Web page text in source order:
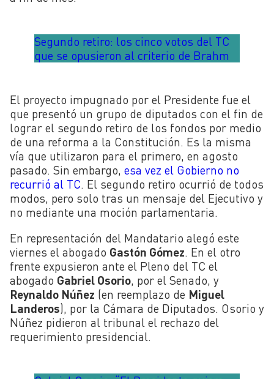
Segundo retiro: los cinco votos del TC
que se opusieron al criterio de Brahm
El proyecto impugnado por el Presidente fue el
que presentó un grupo de diputados con el fin de
lograr el segundo retiro de los fondos por medio
de una reforma a la Constitución. Es la misma
vía que utilizaron para el primero, en agosto
pasado. Sin embargo, esa vez el Gobierno no
recurrió al TC. El segundo retiro ocurrió de todos
modos, pero solo tras un mensaje del Ejecutivo y
no mediante una moción parlamentaria.
En representación del Mandatario alegó este
viernes el abogado Gastón Gómez. En el otro
frente expusieron ante el Pleno del TC el
abogado Gabriel Osorio, por el Senado, y
Reynaldo Núñez (en reemplazo de Miguel
Landeros), por la Cámara de Diputados. Osorio y
Núñez pidieron al tribunal el rechazo del
requerimiento presidencial.